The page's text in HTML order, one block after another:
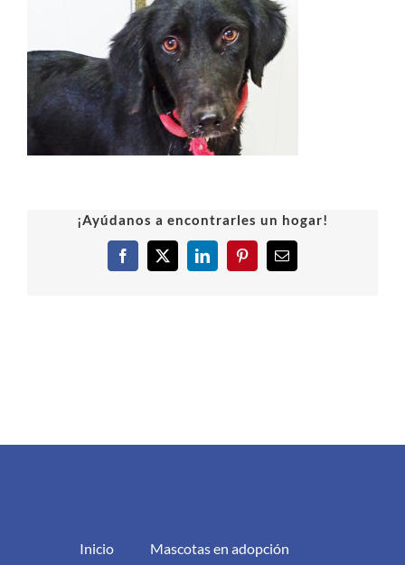
¡Ayúdanos a encontrarles un hogar!
Facebook
X LinkedInPinterestCorreo
Inicio
Mascotas en adopción